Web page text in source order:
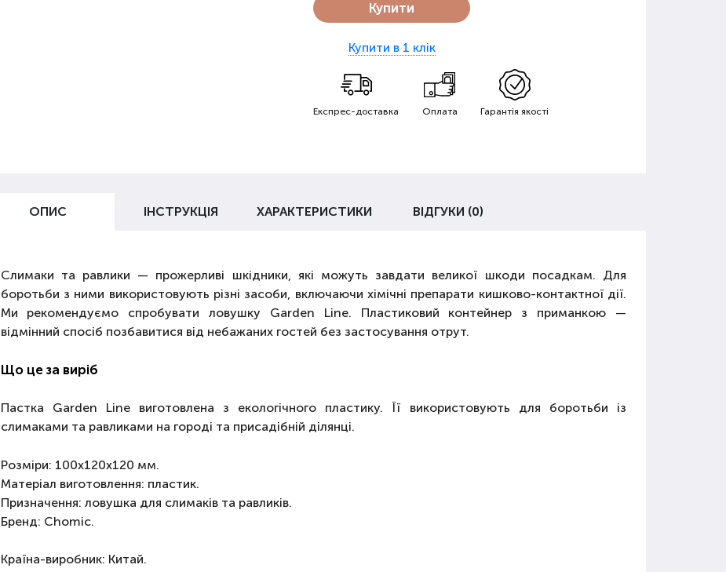
Купити
Купити в 1 клік
Експрес-доставка Оплата Гарантія якості
ОПИС ІНСТРУКЦІЯ ХАРАКТЕРИСТИКИ ВІДГУКИ (0)
Слимаки та равлики — прожерливі шкідники, які можуть завдати великої шкоди посадкам. Для
боротьби з ними використовують різні засоби, включаючи хімічні препарати кишково-контактної дії.
Ми рекомендуємо спробувати ловушку Garden Line. Пластиковий контейнер з приманкою —
відмінний спосіб позбавитися від небажаних гостей без застосування отрут.
Що це за виріб
Пастка Garden Line виготовлена з екологічного пластику. Її використовують для боротьби із
слимаками та равликами на городі та присадібній ділянці.
Розміри: 100х120х120 мм.
Матеріал виготовлення: пластик.
Призначення: ловушка для слимаків та равликів.
Бренд: Chomic.
Країна-виробник: Китай.